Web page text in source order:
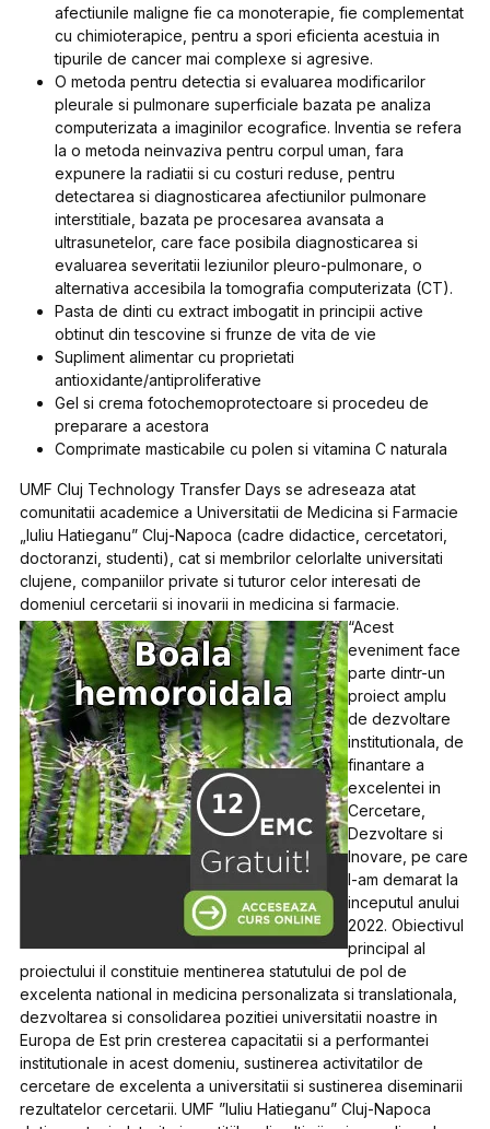
afectiunile maligne fie ca monoterapie, fie complementat
cu chimioterapice, pentru a spori eficienta acestuia in
tipurile de cancer mai complexe si agresive.
O metoda pentru detectia si evaluarea modificarilor
pleurale si pulmonare superficiale bazata pe analiza
computerizata a imaginilor ecografice. Inventia se refera
la o metoda neinvaziva pentru corpul uman, fara
expunere la radiatii si cu costuri reduse, pentru
detectarea si diagnosticarea afectiunilor pulmonare
interstitiale, bazata pe procesarea avansata a
ultrasunetelor, care face posibila diagnosticarea si
evaluarea severitatii leziunilor pleuro-pulmonare, o
alternativa accesibila la tomografia computerizata (CT).
Pasta de dinti cu extract imbogatit in principii active
obtinut din tescovine si frunze de vita de vie
Supliment alimentar cu proprietati
antioxidante/antiproliferative
Gel si crema fotochemoprotectoare si procedeu de
preparare a acestora
Comprimate masticabile cu polen si vitamina C naturala
UMF Cluj Technology Transfer Days se adreseaza atat
comunitatii academice a Universitatii de Medicina si Farmacie
„Iuliu Hatieganu” Cluj-Napoca (cadre didactice, cercetatori,
doctoranzi, studenti), cat si membrilor celorlalte universitati
clujene, companiilor private si tuturor celor interesati de
domeniul cercetarii si inovarii in medicina si farmacie.
“Acest
eveniment face
parte dintr-un
proiect amplu
de dezvoltare
institutionala, de
finantare a
excelentei in
Cercetare,
Dezvoltare si
Inovare, pe care
l-am demarat la
inceputul anului
2022. Obiectivul
principal al
proiectului il constituie mentinerea statutului de pol de
excelenta national in medicina personalizata si translationala,
dezvoltarea si consolidarea pozitiei universitatii noastre in
Europa de Est prin cresterea capacitatii si a performantei
institutionale in acest domeniu, sustinerea activitatilor de
cercetare de excelenta a universitatii si sustinerea diseminarii
rezultatelor cercetarii. UMF ”Iuliu Hatieganu” Cluj-Napoca